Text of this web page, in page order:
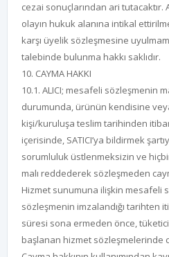
cezai sonuçlarından ari tutacaktır.
olayın hukuk alanına intikal
karşı üyelik sözleşmesine
talebinde bulunma hakkı saklıdır.
10. CAYMA HAKKI
10.1. ALICI; mesafeli sözleşmenin
durumunda, ürünün kendisine
kişi/kuruluşa teslim tarihinden
içerisinde, SATICI’ya bildirmek
sorumluluk üstlenmeksizin ve
malı reddederek sözleşmeden
Hizmet sunumuna ilişkin mesafeli
sözleşmenin imzalandığı tarihten
süresi sona ermeden önce,
başlanan hizmet sözleşmelerinde